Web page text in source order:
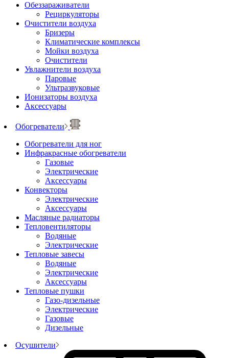
Обеззараживатели
Рециркуляторы
Очистители воздуха
Бризеры
Климатические комплексы
Мойки воздуха
Очистители
Увлажнители воздуха
Паровые
Ультразвуковые
Ионизаторы воздуха
Аксессуары
Обогреватели
Обогреватели для ног
Инфракрасные обогреватели
Газовые
Электрические
Аксессуары
Конвекторы
Электрические
Аксессуары
Масляные радиаторы
Тепловентиляторы
Водяные
Электрические
Тепловые завесы
Водяные
Электрические
Аксессуары
Тепловые пушки
Газо-дизельные
Электрические
Газовые
Дизельные
Осушители